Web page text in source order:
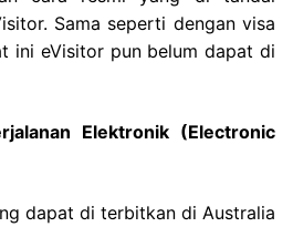
Sama seperti dengan visa
ini eVisitor pun belum dapat di
Elektronik (Electronic
dapat di terbitkan di Australia